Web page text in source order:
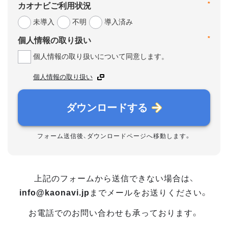
*
カオナビご利用状況
未導入
不明 導入済み
*
個人情報の取り扱い
個人情報の取り扱いについて同意します。
個人情報の取り扱い
ダウンロードする
フォーム送信後、ダウンロードページへ移動します。
上記のフォームから送信できない場合は、
info@kaonavi.jp までメールをお送りください。
お電話でのお問い合わせも承っております。